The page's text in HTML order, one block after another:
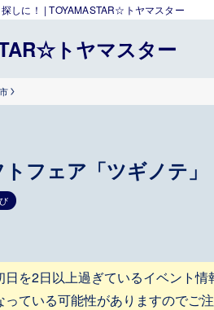
しに！ | TOYAMASTAR☆トヤマスター
トヤマスター
フェア「ツギノテ
を2日以上過ぎているイベント情
ている可能性がありますのでご注